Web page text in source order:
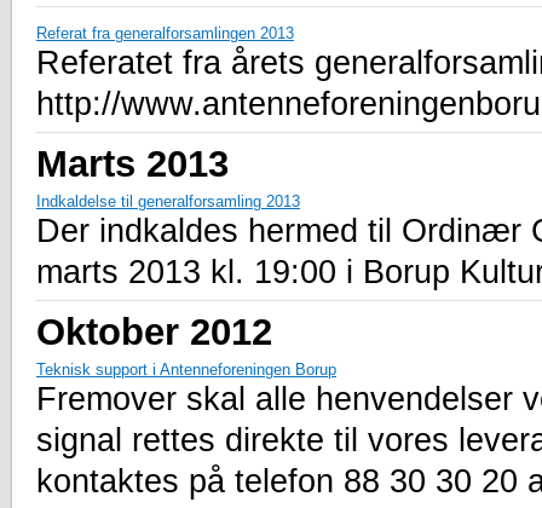
Referat fra generalforsamlingen 2013
Referatet fra årets
http://
Marts 2013
Indkaldelse til generalforsamling 2013
Der indkaldes hermed til Ordinær
marts 2013 kl. 19:00 i Borup
Oktober 2012
Teknisk support i Antenneforeningen Borup
Fremover skal alle henvendelser
signal rettes direkte til vores
kontaktes på telefon 88 30 30 20